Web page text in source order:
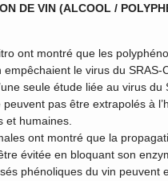
DE VIN (ALCOOL /
ont montré que les
empêchaient le virus du
seule étude liée au virus du
peuvent pas être extrapolés à
et humaines.
ont montré que la
évitée en bloquant son
phénoliques du vin